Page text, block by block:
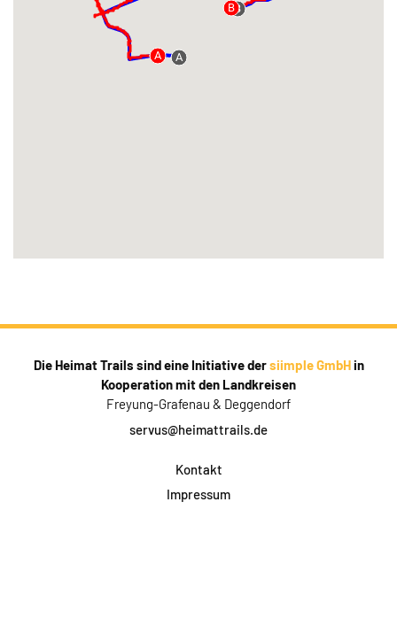
A
B
A
B
Die Heimat Trails sind eine Initiative dersiimple GmbHin
Kooperation mit den Landkreisen
Freyung-Grafenau & Deggendorf
servus@heimattrails.de
Kontakt
Impressum